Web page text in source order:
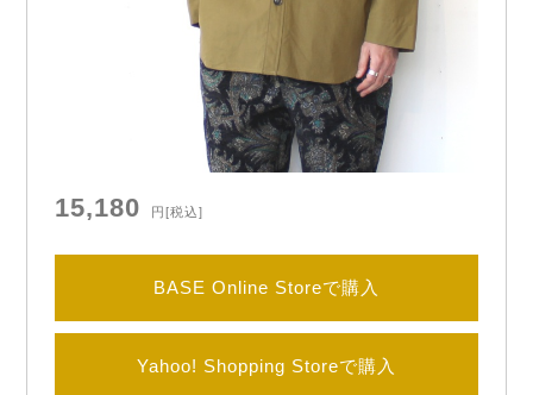
15,180 円[税込]
BASE Online Storeで購入
Yahoo! Shopping Storeで購入